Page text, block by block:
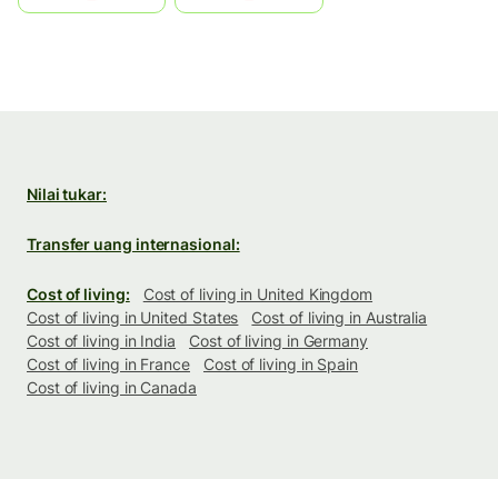
Nilai tukar:
Transfer uang internasional:
Cost of living:
Cost of living in United Kingdom
Cost of living in United States
Cost of living in Australia
Cost of living in India
Cost of living in Germany
Cost of living in France
Cost of living in Spain
Cost of living in Canada